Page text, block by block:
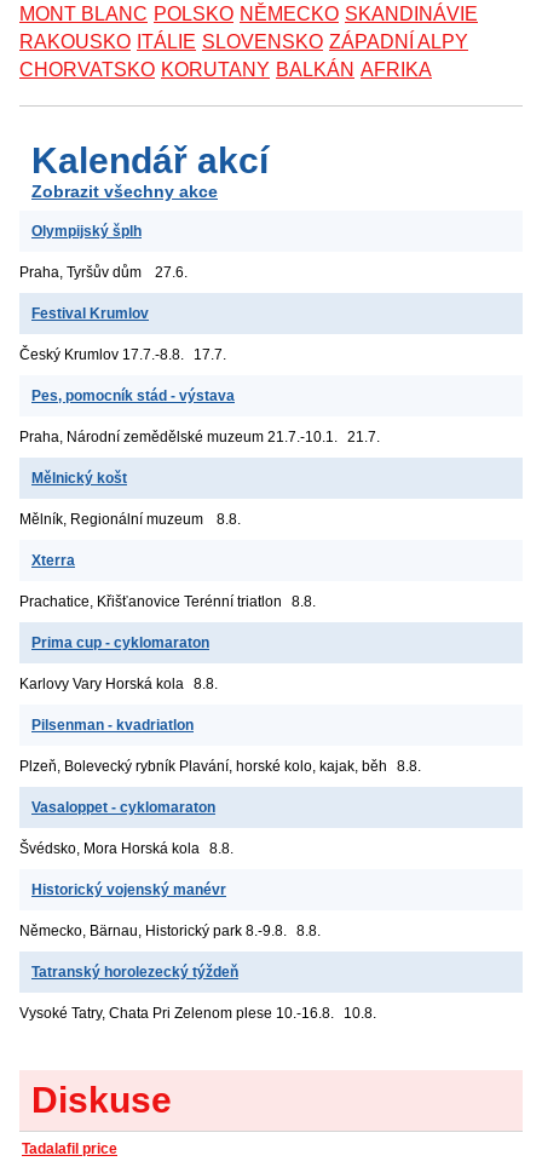
MONT BLANC POLSKO NĚMECKO SKANDINÁVIE
RAKOUSKO ITÁLIE SLOVENSKO ZÁPADNÍ ALPY
CHORVATSKO KORUTANY BALKÁN AFRIKA
Kalendář akcí
Zobrazit všechny akce
Olympijský šplh
Praha, Tyršův dům 27.6.
Festival Krumlov
Český Krumlov 17.7.-8.8. 17.7.
Pes, pomocník stád - výstava
Praha, Národní zemědělské muzeum 21.7.-10.1. 21.7.
Mělnický košt
Mělník, Regionální muzeum 8.8.
Xterra
Prachatice, Křišťanovice Terénní triatlon 8.8.
Prima cup - cyklomaraton
Karlovy Vary Horská kola 8.8.
Pilsenman - kvadriatlon
Plzeň, Bolevecký rybník Plavání, horské kolo, kajak, běh 8.8.
Vasaloppet - cyklomaraton
Švédsko, Mora Horská kola 8.8.
Historický vojenský manévr
Německo, Bärnau, Historický park 8.-9.8. 8.8.
Tatranský horolezecký týždeň
Vysoké Tatry, Chata Pri Zelenom plese 10.-16.8. 10.8.
Diskuse
Tadalafil price